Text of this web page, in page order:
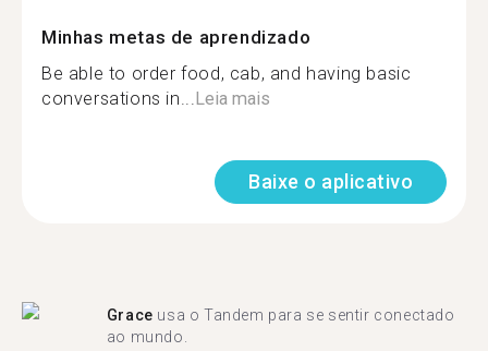
Minhas metas de aprendizado
Be able to order food, cab, and having basic
conversations in...Leia mais
Baixe o aplicativo
Grace usa o Tandem para se sentir conectado
ao mundo.